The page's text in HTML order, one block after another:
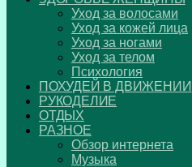
Уход за волосами
Уход за кожей лица
Уход за ногами
Уход за телом
Психология
ПОХУДЕЙ В ДВИЖЕНИИ
РУКОДЕЛИЕ
ОТДЫХ
РАЗНОЕ
Обзор интернета
Музыка